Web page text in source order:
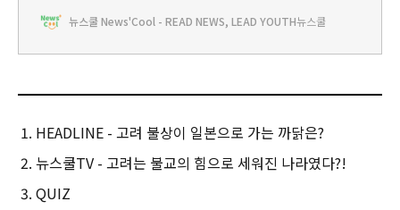
려, 활발한 교류로 국제무대에 무뚝 섰던 고려를 재조명해보려고 해.
뉴스쿨 News'Cool - READ NEWS, LEAD YOUTH뉴스쿨
HEADLINE - 고려 불상이 일본으로 가는 까닭은?
뉴스쿨TV - 고려는 불교의 힘으로 세워진 나라였다?!
QUIZ